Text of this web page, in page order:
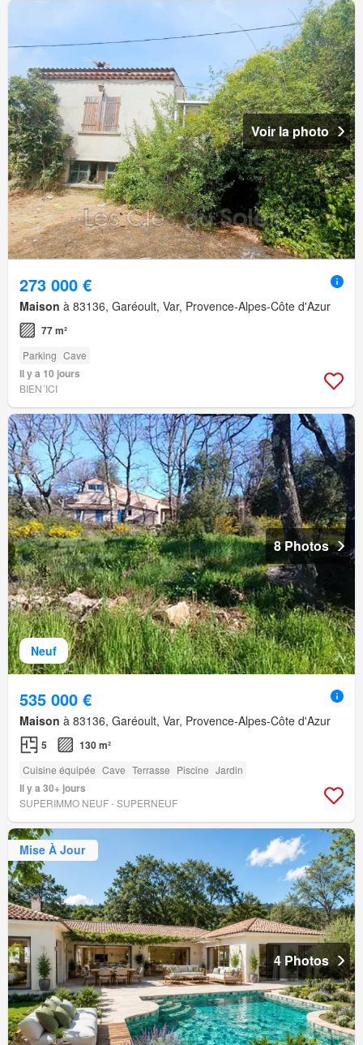
Voir la photo
273 000 €
Maison à 83136, Garéoult, Var, Provence-Alpes-Côte d'Azur
77 m²
Parking Cave
Il y a 10 jours
BIEN´ICI
Neuf
8 Photos
535 000 €
Maison à 83136, Garéoult, Var, Provence-Alpes-Côte d'Azur
5 130 m²
Cuisine équipée Cave Terrasse Piscine Jardin
Il y a 30+ jours
SUPERIMMO NEUF - SUPERNEUF
Mise À Jour
4 Photos